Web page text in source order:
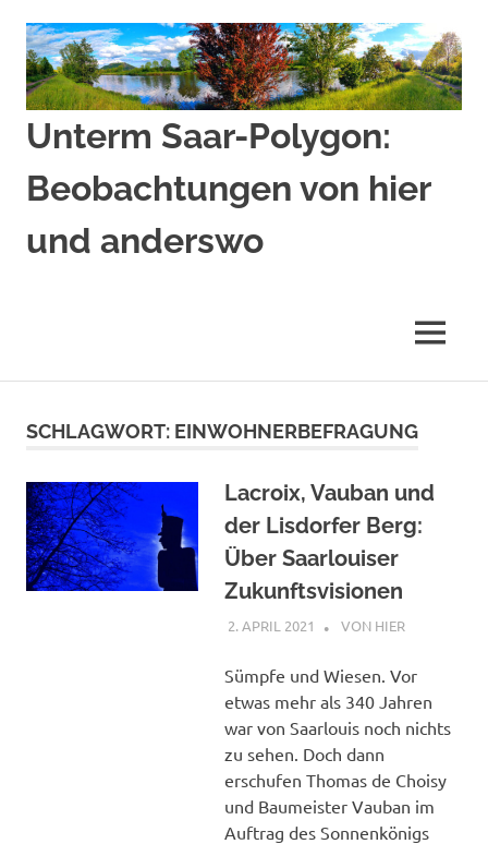
Inhalt
springen
Unterm Saar-Polygon:
Beobachtungen von hier
und anderswo
MENÜ
SCHLAGWORT: EINWOHNERBEFRAGUNG
Lacroix, Vauban und
der Lisdorfer Berg:
Über Saarlouiser
Zukunftsvisionen
2. APRIL 2021 STEPHAN
VON HIER
Sümpfe und Wiesen. Vor
etwas mehr als 340 Jahren
war von Saarlouis noch nichts
zu sehen. Doch dann
erschufen Thomas de Choisy
und Baumeister Vauban im
Auftrag des Sonnenkönigs